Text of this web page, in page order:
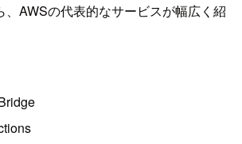
、AWSの代表的なサービスが幅広く紹